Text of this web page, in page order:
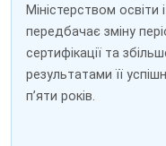
Міністерством освіти
передбачає зміну
сертифікації та
результатами її
пʼяти років.